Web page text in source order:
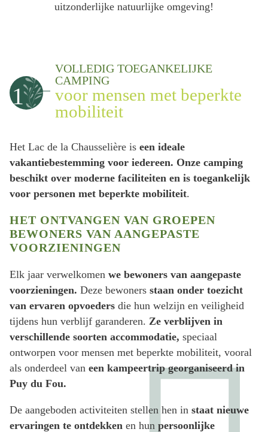
uitzonderlijke natuurlijke omgeving!
1
VOLLEDIG TOEGANKELIJKE
CAMPING
voor mensen met beperkte
mobiliteit
Het Lac de la Chausselière is een ideale
vakantiebestemming voor iedereen. Onze camping
beschikt over moderne faciliteiten en is toegankelijk
voor personen met beperkte mobiliteit.
HET ONTVANGEN VAN GROEPEN
BEWONERS VAN AANGEPASTE
VOORZIENINGEN
Elk jaar verwelkomen we bewoners van aangepaste
voorzieningen. Deze bewoners staan onder toezicht
van ervaren opvoeders die hun welzijn en veiligheid
tijdens hun verblijf garanderen. Ze verblijven in
verschillende soorten accommodatie, speciaal
ontworpen voor mensen met beperkte mobiliteit, vooral
als onderdeel van een kampeertrip georganiseerd in
Puy du Fou.
De aangeboden activiteiten stellen hen in staat nieuwe
ervaringen te ontdekken en hun persoonlijke